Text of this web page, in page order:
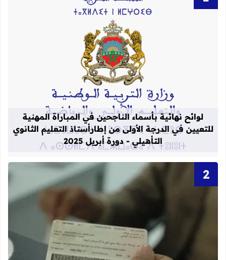
قراءة المزيد عن لوائح نهائية بأسماء
لوائح نهائية بأسماء الناجحين في المباراة المهنية
للتعيين في الدرجة الأولى من إطارأستاذ التعليم الثانوي
التأهيلي - دورة أبريل 2025
قراءة المزيد عن أحرف و أرقام